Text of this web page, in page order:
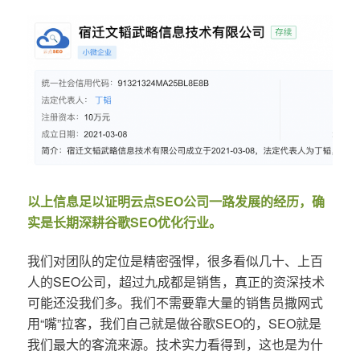
以上信息足以证明云点SEO公司一路发展的经历，确
实是长期深耕谷歌SEO优化行业。
我们对团队的定位是精密强悍，很多看似几十、上百
人的SEO公司，超过九成都是销售，真正的资深技术
可能还没我们多。我们不需要靠大量的销售员撒网式
用“嘴”拉客，我们自己就是做谷歌SEO的，SEO就是
我们最大的客流来源。技术实力看得到，这也是为什